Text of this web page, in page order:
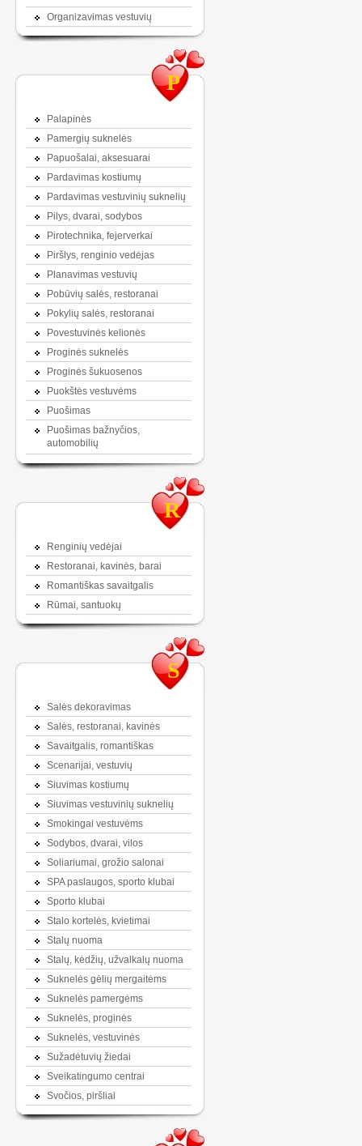
Organizavimas vestuvių
P
Palapinės
Pamergių suknelės
Papuošalai, aksesuarai
Pardavimas kostiumų
Pardavimas vestuvinių suknelių
Pilys, dvarai, sodybos
Pirotechnika, fejerverkai
Piršlys, renginio vedėjas
Planavimas vestuvių
Pobūvių salės, restoranai
Pokylių salės, restoranai
Povestuvinės kelionės
Proginės suknelės
Proginės šukuosenos
Puokštės vestuvėms
Puošimas
Puošimas bažnyčios,
automobilių
R
Renginių vedėjai
Restoranai, kavinės, barai
Romantiškas savaitgalis
Rūmai, santuokų
S
Salės dekoravimas
Salės, restoranai, kavinės
Savaitgalis, romantiškas
Scenarijai, vestuvių
Siuvimas kostiumų
Siuvimas vestuvinių suknelių
Smokingai vestuvėms
Sodybos, dvarai, vilos
Soliariumai, grožio salonai
SPA paslaugos, sporto klubai
Sporto klubai
Stalo kortelės, kvietimai
Stalų nuoma
Stalų, kėdžių, užvalkalų nuoma
Suknelės gėlių mergaitėms
Suknelės pamergėms
Suknelės, proginės
Suknelės, vestuvinės
Sužadėtuvių žiedai
Sveikatingumo centrai
Svočios, piršliai